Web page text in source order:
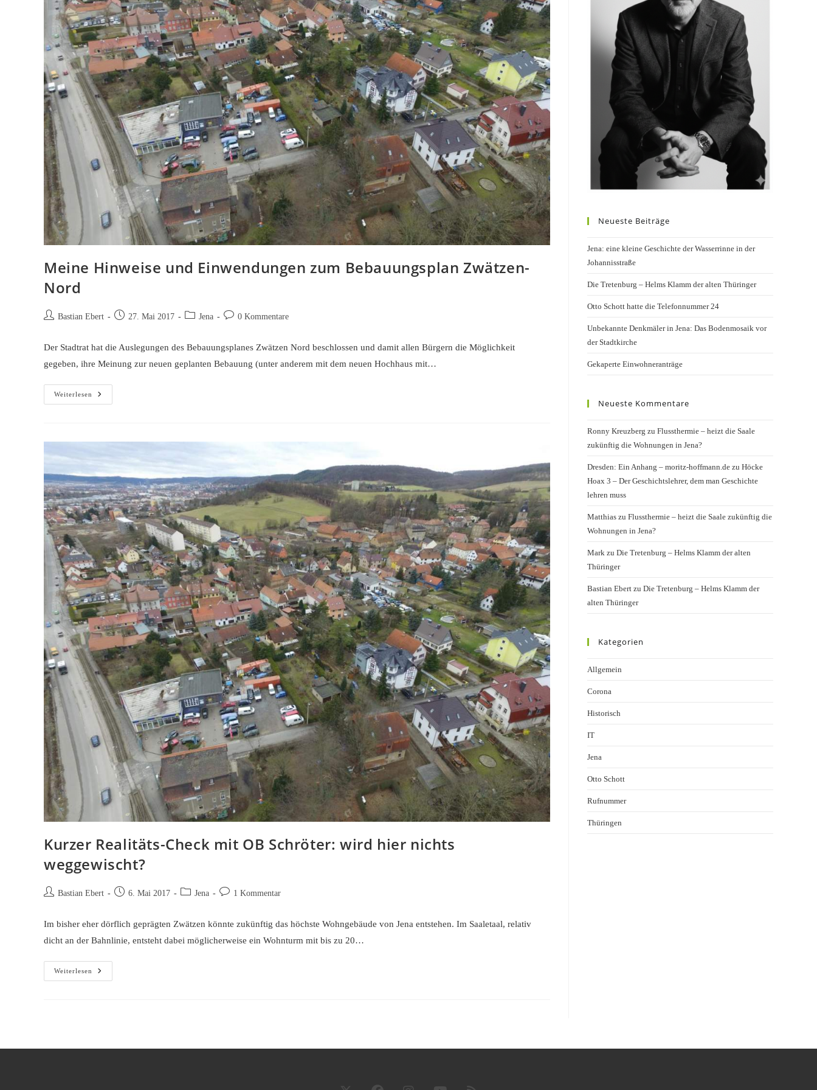
Meine Hinweise und Einwendungen zum Bebauungsplan Zwätzen-
Nord
Beitrags-
Bastian Ebert
Beitrag27. Mai 2017
Beitrags-
Jena
Beitrags-0 Kommentare
Der Stadtrat hat die Auslegungen des Bebauungsplanes Zwätzen Nord beschlossen und damit allen Bürgern die Möglichkeit
gegeben, ihre Meinung zur neuen geplanten Bebauung (unter anderem mit dem neuen Hochhaus mit…
Weiterlesen
Meine
Hinweise
Kurzer Realitäts-Check mit OB Schröter: wird hier nichts
weggewischt?
Beitrags-
Bastian Ebert
Beitrag6. Mai 2017
Beitrags-
Jena
Beitrags-1 Kommentar
Im bisher eher dörflich geprägten Zwätzen könnte zukünftig das höchste Wohngebäude von Jena entstehen. Im Saaletaal, relativ
dicht an der Bahnlinie, entsteht dabei möglicherweise ein Wohnturm mit bis zu 20…
Weiterlesen
Kurzer
Realitäts-
Weggewischt?
Neueste Beiträge
Jena: eine kleine Geschichte der Wasserrinne in der
Johannisstraße
Die Tretenburg – Helms Klamm der alten Thüringer
Otto Schott hatte die Telefonnummer 24
Unbekannte Denkmäler in Jena: Das Bodenmosaik vor
der Stadtkirche
Gekaperte Einwohneranträge
Neueste Kommentare
Ronny Kreuzberg zu Flussthermie – heizt die Saale
zukünftig die Wohnungen in Jena?
Dresden: Ein Anhang – moritz-hoffmann.de zu Höcke
Hoax 3 – Der Geschichtslehrer, dem man Geschichte
lehren muss
Matthias zu Flussthermie – heizt die Saale zukünftig die
Wohnungen in Jena?
Mark zu Die Tretenburg – Helms Klamm der alten
Thüringer
Bastian Ebert zu Die Tretenburg – Helms Klamm der
alten Thüringer
Kategorien
Allgemein
Corona
Historisch
IT
Jena
Otto Schott
Rufnummer
Thüringen